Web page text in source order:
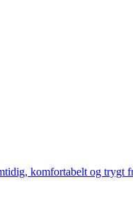
komfortabelt og trygt